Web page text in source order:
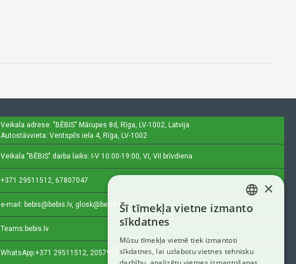
Veikala adrese: "BĒBIS" Mārupes 8d, Rīga, LV-1002, Latvija
Autostāvvieta: Ventspils iela 4, Rīga, LV-1002
Veikala "BĒBIS" darba laiks: I-V 10:00-19:00, VI, VII brīvdiena
+371 29511512, 67807047
e-mail: bebis@bebis.lv, glosk@bebis.lv
Teams: bebis.lv
WhatsApp:+371 29511512, 20579272 (tikai ziņojumi)
LATVIAN
ENGLISH
×
Šī tīmekļa vietne izmanto
sīkdatnes
Mūsu tīmekļa vietnē tiek izmantoti
sīkdatnes, lai uzlabotu vietnes tehnisku